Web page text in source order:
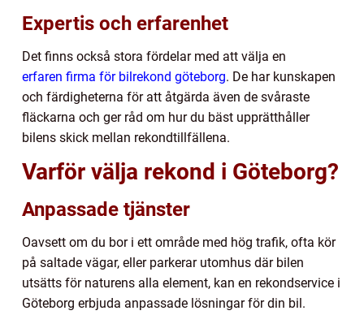
Expertis och erfarenhet
Det finns också stora fördelar med att välja en
erfaren firma för bilrekond göteborg. De har kunskapen
och färdigheterna för att åtgärda även de svåraste
fläckarna och ger råd om hur du bäst upprätthåller
bilens skick mellan rekondtillfällena.
Varför välja rekond i Göteborg?
Anpassade tjänster
Oavsett om du bor i ett område med hög trafik, ofta kör
på saltade vägar, eller parkerar utomhus där bilen
utsätts för naturens alla element, kan en rekondservice i
Göteborg erbjuda anpassade lösningar för din bil.